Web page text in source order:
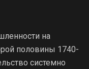
на
половины 1740-
системно